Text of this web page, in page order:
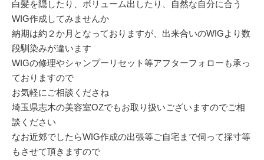
白髪を隠したり、ボリューム出したり、自然な自分に合う
WIG作成してみませんか
納期は約２か月となっておりますが、出来合いのWIGより数
段馴染みが違います
WIGの修理やシャンプーリセット等アフターフォローも承っ
ておりますので
お気軽にご相談くださね
埼玉県志木の美容室OZでもお取り扱いございますのでご相
談ください
なお近郊でしたらWIG作成の出張等ご自宅まで伺って採寸等
もさせて頂きますので